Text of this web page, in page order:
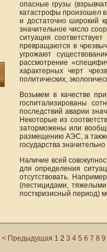
опасные грузы
катастрофы произошел
и достаточно широкий
значительное число
ситуация
превращаются в
угрожают
рассмотрение
характерных черт
политических,
Возьмем в качестве
госпитализированы
последствий аварии
Некоторые из
заторможены или
размещению АЭС, а
государства
Наличие всей
для определения
отсутствовать.
(пестицидами,
посткризисный период)
< Предыдущая 1 2 3 4 5 6 7 8 9